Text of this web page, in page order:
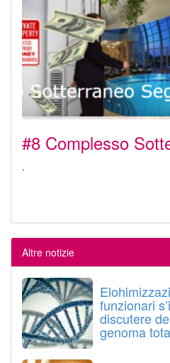
#8 Complesso
.
Altre notizie
funzionari
discutere
genoma